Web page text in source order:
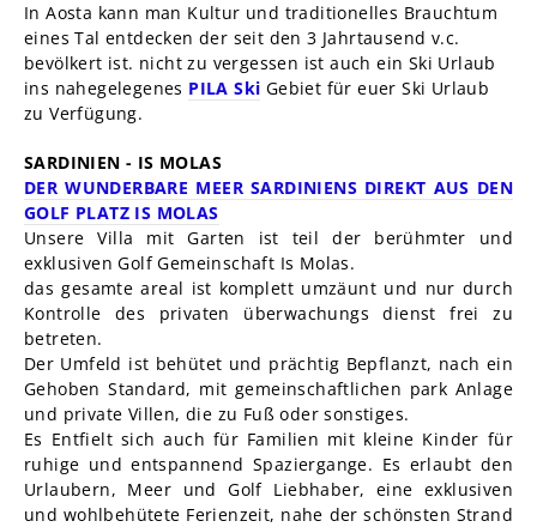
In Aosta kann man Kultur und traditionelles Brauchtum
eines Tal entdecken der seit den 3 Jahrtausend v.c.
bevölkert ist. nicht zu vergessen ist auch ein Ski Urlaub
ins nahegelegenes PILA Ski Gebiet für euer Ski Urlaub
zu Verfügung.
SARDINIEN - IS MOLAS
DER WUNDERBARE MEER SARDINIENS DIREKT AUS DEN
GOLF PLATZ IS MOLAS
Unsere Villa mit Garten ist teil der berühmter und
exklusiven Golf Gemeinschaft Is Molas.
das gesamte areal ist komplett umzäunt und nur durch
Kontrolle des privaten überwachungs dienst frei zu
betreten.
Der Umfeld ist behütet und prächtig Bepflanzt, nach ein
Gehoben Standard, mit gemeinschaftlichen park Anlage
und private Villen, die zu Fuß oder sonstiges.
Es Entfielt sich auch für Familien mit kleine Kinder für
ruhige und entspannend Spaziergange. Es erlaubt den
Urlaubern, Meer und Golf Liebhaber, eine exklusiven
und wohlbehütete Ferienzeit, nahe der schönsten Strand